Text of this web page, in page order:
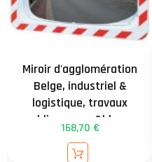
Miroir d'agglomération
Belge, industriel &
logistique, travaux
publics, rouge&blanc -
554 - 600x400mm -
distance = 9m -
168,70 €